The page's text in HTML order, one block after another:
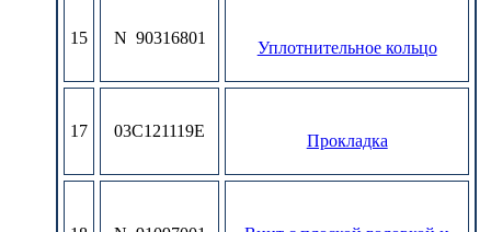
15 N 90316801
Уплотнительное кольцо
17 03C121119E
Прокладка